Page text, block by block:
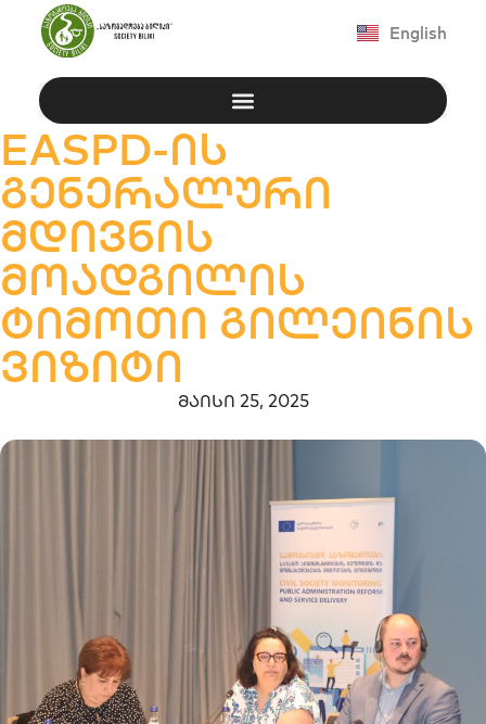
English
EASPD-ის
გენერალური
მდივნის
მოადგილის
ტიმოთი გილეინის
ვიზიტი
მაისი 25, 2025